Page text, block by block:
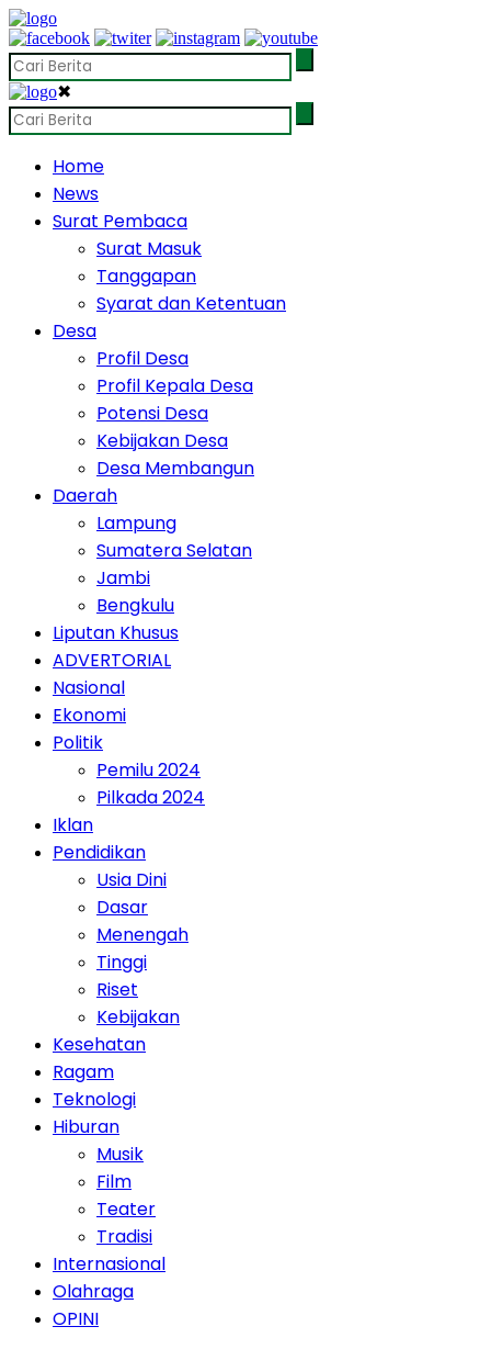
✖
Home
News
Surat Pembaca
Surat Masuk
Tanggapan
Syarat dan Ketentuan
Desa
Profil Desa
Profil Kepala Desa
Potensi Desa
Kebijakan Desa
Desa Membangun
Daerah
Lampung
Sumatera Selatan
Jambi
Bengkulu
Liputan Khusus
ADVERTORIAL
Nasional
Ekonomi
Politik
Pemilu 2024
Pilkada 2024
Iklan
Pendidikan
Usia Dini
Dasar
Menengah
Tinggi
Riset
Kebijakan
Kesehatan
Ragam
Teknologi
Hiburan
Musik
Film
Teater
Tradisi
Internasional
Olahraga
OPINI